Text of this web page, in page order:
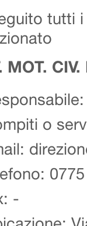
tutti
MOT.
o
-